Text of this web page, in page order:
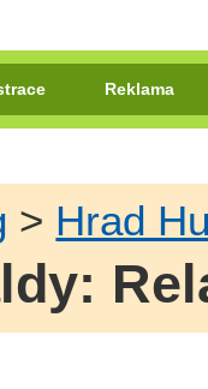
Reklama
> Hrad